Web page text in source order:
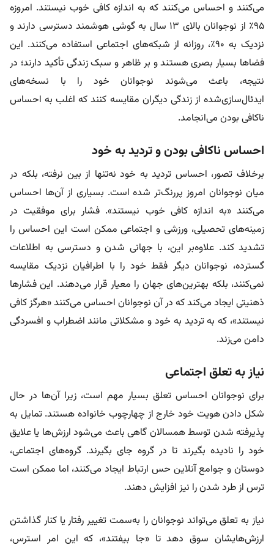
می‌کنند و احساس می‌کنند که به اندازه کافی خوب نیستند. امروزه
۹۵٪ از نوجوانان بالای ۱۳ سال به گوشی هوشمند دسترسی دارند و
نزدیک به ۹۰٪، روزانه از شبکه‌های اجتماعی استفاده می‌کنند. این
فضاها بسیار بصری هستند و بر ظاهر و سبک زندگی تأکید دارند؛ در
نتیجه، باعث می‌شوند نوجوانان خود را با نسخه‌های
ایدئال‌سازی‌شده از زندگی دیگران مقایسه کنند که اغلب به احساس
ناکافی بودن می‌انجامد.
احساس ناکافی بودن و تردید به خود
برخلاف تصور، احساس تردید به خود نه‌تنها از بین نرفته، بلکه در
میان نوجوانان امروز پررنگ‌تر شده است. بسیاری از آن‌ها احساس
می‌کنند «به اندازه کافی خوب نیستند». فشار برای موفقیت در
زمینه‌های تحصیلی، ورزشی و اجتماعی ممکن است این احساس را
تشدید کند. علاوه‌بر این، با جهانی‌ شدن و دسترسی به اطلاعات
گسترده، نوجوانان دیگر فقط خود را با اطرافیان نزدیک مقایسه
نمی‌کنند، بلکه بهترین‌های جهان را معیار قرار می‌دهند. این فشارها
ذهنیتی ایجاد می‌کند که در آن نوجوانان احساس می‌کنند «هرگز کافی
نیستند»، که به تردید به خود و مشکلاتی مانند اضطراب و افسردگی
دامن می‌زند.
نیاز به تعلق اجتماعی
برای نوجوانان احساس تعلق بسیار مهم است، زیرا آن‌ها در حال
شکل دادن هویت خود خارج از چهارچوب خانواده هستند. تمایل به
پذیرفته شدن توسط همسالان گاهی باعث می‌شود ارزش‌ها یا علایق
خود را نادیده بگیرند تا در گروه جای بگیرند. گروه‌های اجتماعی،
دوستان و جوامع آنلاین حس ارتباط ایجاد می‌کنند، اما ممکن است
ترس از طرد شدن را نیز افزایش دهند.
نیاز به تعلق می‌تواند نوجوانان را به‌سمت تغییر رفتار یا کنار گذاشتن
ارزش‌هایشان سوق دهد تا «جا بیفتند»، که این امر استرس،